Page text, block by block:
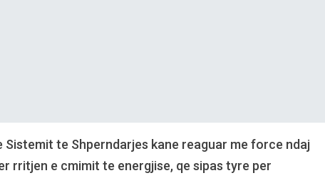
te Shperndarjes kane reaguar me force ndaj
rritjen e cmimit te energjise, qe sipas tyre per